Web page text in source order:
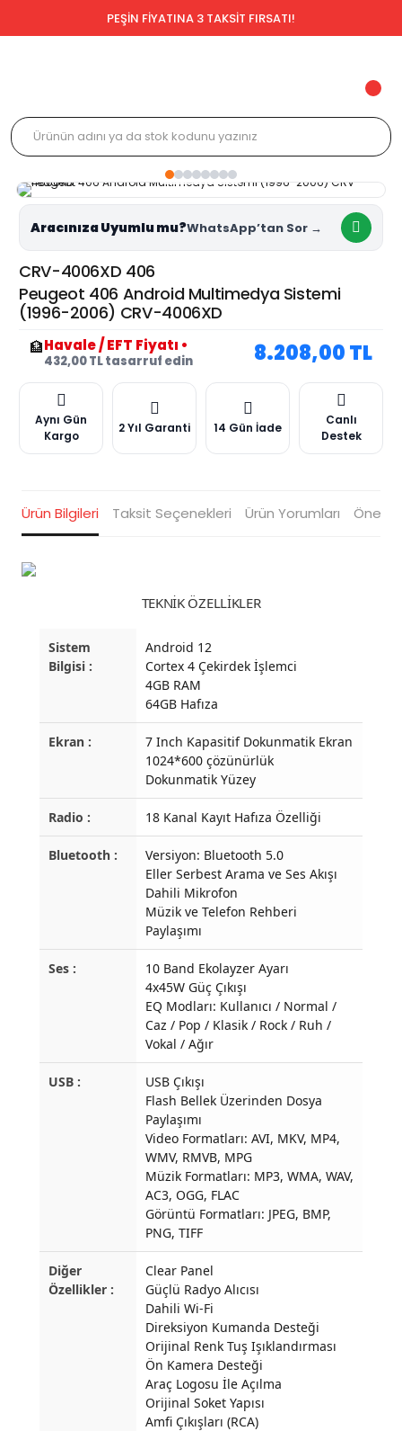
PEŞİN FİYATINA 3 TAKSİT FIRSATI!
Aracınıza Uyumlu mu?
CRV-4006XD 406
Peugeot 406 Android Multimedya Sistemi
(1996-2006) CRV-4006XD
🏦Havale / EFT Fiyatı •
432,00 TL tasarruf edin 8.208,00 TL
Aynı Gün
Kargo
2 Yıl Garanti 14 Gün İade
Canlı
Destek
Ürün Bilgileri Taksit Seçenekleri Ürün Yorumları
TEKNİK ÖZELLİKLER
Sistem
Bilgisi :
Android 12
Cortex 4 Çekirdek İşlemci
4GB RAM
64GB Hafıza
Ekran :
7 Inch Kapasitif Dokunmatik Ekran
1024*600 çözünürlük
Dokunmatik Yüzey
Radio : 18 Kanal Kayıt Hafıza Özelliği
Bluetooth :
Versiyon: Bluetooth 5.0
Eller Serbest Arama ve Ses Akışı
Dahili Mikrofon
Müzik ve Telefon Rehberi
Paylaşımı
Ses :
10 Band Ekolayzer Ayarı
4x45W Güç Çıkışı
EQ Modları: Kullanıcı / Normal /
Caz / Pop / Klasik / Rock / Ruh /
Vokal / Ağır
USB :
USB Çıkışı
Flash Bellek Üzerinden Dosya
Paylaşımı
Video Formatları: AVI, MKV, MP4,
WMV, RMVB, MPG
Müzik Formatları: MP3, WMA, WAV,
AC3, OGG, FLAC
Görüntü Formatları: JPEG, BMP,
PNG, TIFF
Diğer
Özellikler :
Clear Panel
Güçlü Radyo Alıcısı
Dahili Wi-Fi
Direksiyon Kumanda Desteği
Orijinal Renk Tuş Işıklandırması
Ön Kamera Desteği
Araç Logosu İle Açılma
Orijinal Soket Yapısı
Amfi Çıkışları (RCA)